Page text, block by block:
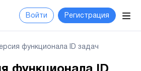
Войти Регистрация
функционала ID задач